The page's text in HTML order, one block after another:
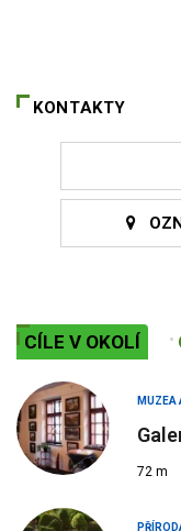
KONTAKTY
CÍLE V OKOLÍ
MUZEA
72 m